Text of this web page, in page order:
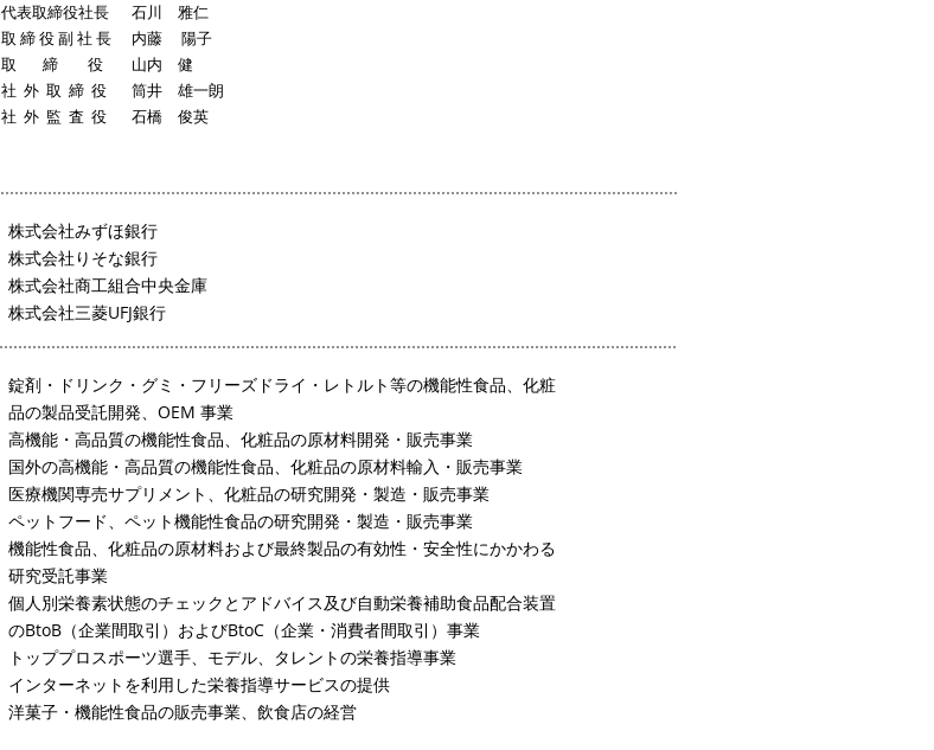
代表取締役社長
取 締 役 副 社 長
取 締 役
社 外 取 締 役
社 外 監 査 役
石川 雅仁
内藤 陽子
山内 健
筒井 雄一朗
石橋 俊英
株式会社みずほ銀行
株式会社りそな銀行
株式会社商工組合中央金庫
株式会社三菱UFJ銀行
錠剤・ドリンク・グミ・フリーズドライ・レトルト等の機能性食品、化粧
品の製品受託開発、OEM 事業
高機能・高品質の機能性食品、化粧品の原材料開発・販売事業
国外の高機能・高品質の機能性食品、化粧品の原材料輸入・販売事業
医療機関専売サプリメント、化粧品の研究開発・製造・販売事業
ペットフード、ペット機能性食品の研究開発・製造・販売事業
機能性食品、化粧品の原材料および最終製品の有効性・安全性にかかわる
研究受託事業
個人別栄養素状態のチェックとアドバイス及び自動栄養補助食品配合装置
のBtoB（企業間取引）およびBtoC（企業・消費者間取引）事業
トッププロスポーツ選手、モデル、タレントの栄養指導事業
インターネットを利用した栄養指導サービスの提供
洋菓子・機能性食品の販売事業、飲食店の経営